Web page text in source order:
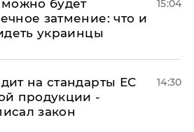
будет
затмение: что и
украинцы
15:04
на стандарты ЕС
продукции -
закон
14:30